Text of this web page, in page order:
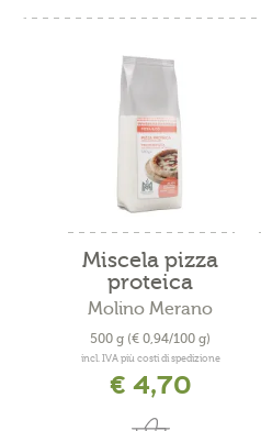
Miscela pizza
proteica
Molino Merano
500 g (€ 0,94/100 g)
incl. IVA più costi di spedizione
€ 4,70